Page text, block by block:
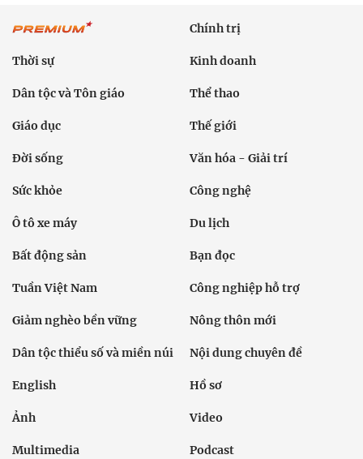
Chính trị
Thời sự Kinh doanh
Dân tộc và Tôn giáo Thể thao
Giáo dục Thế giới
Đời sống Văn hóa - Giải trí
Sức khỏe Công nghệ
Ô tô xe máy Du lịch
Bất động sản Bạn đọc
Tuần Việt Nam Công nghiệp hỗ trợ
Giảm nghèo bền vững Nông thôn mới
Dân tộc thiểu số và miền núi Nội dung chuyên đề
English Hồ sơ
Ảnh Video
Multimedia Podcast